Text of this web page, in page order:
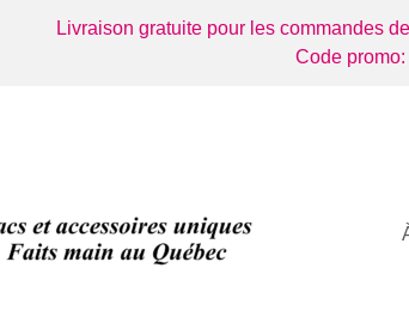
Livraison gratuite pour les commandes
Code